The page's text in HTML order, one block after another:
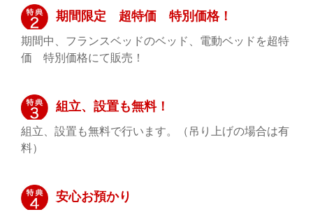
期間限定 超特価 特別価格！
期間中、フランスベッドのベッド、電動ベッドを超特
価 特別価格にて販売！
組立、設置も無料！
組立、設置も無料で行います。（吊り上げの場合は有
料）
安心お預かり